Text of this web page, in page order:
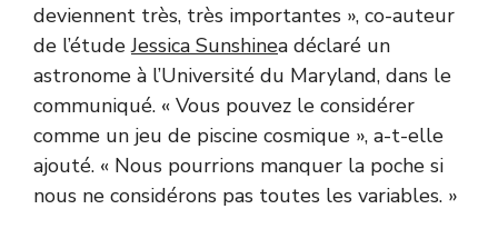
deviennent très, très importantes », co-auteur
de l’étudeJessica Sunshinea déclaré un
astronome à l’Université du Maryland, dans le
communiqué. « Vous pouvez le considérer
comme un jeu de piscine cosmique », a-t-elle
ajouté. « Nous pourrions manquer la poche si
nous ne considérons pas toutes les variables. »